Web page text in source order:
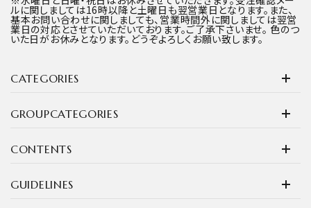
CATEGORIES
GROUPCATEGORIES
CONTENTS
ルに関しましては16時以降と土曜日も翌営業日となります。また、
基本お問い合わせに関しましても、営業時間外に関しましては翌営
業日の対応とさせていただいております。ご了承下さいませ。 色のつ
いた日がお休みとなります。どうぞよろしくお願い致します。
GUIDELINES